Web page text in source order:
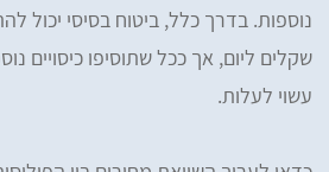
נוספות. בדרך כלל, ביטוח בסיסי יכול
שקלים ליום, אך ככל שתוסיפו כיסויים
עשוי לעלות.